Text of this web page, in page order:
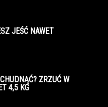
JEŚĆ NAWET
ZRZUĆ W
4,5 KG